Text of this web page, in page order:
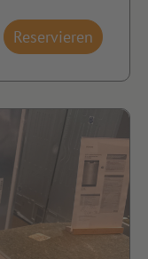
Reservieren